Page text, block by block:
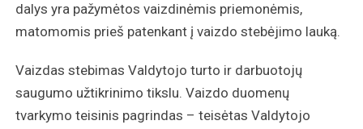
dalys yra pažymėtos vaizdinėmis priemonėmis,
matomomis prieš patenkant į vaizdo stebėjimo lauką.
Vaizdas stebimas Valdytojo turto ir darbuotojų
saugumo užtikrinimo tikslu. Vaizdo duomenų
tvarkymo teisinis pagrindas – teisėtas Valdytojo